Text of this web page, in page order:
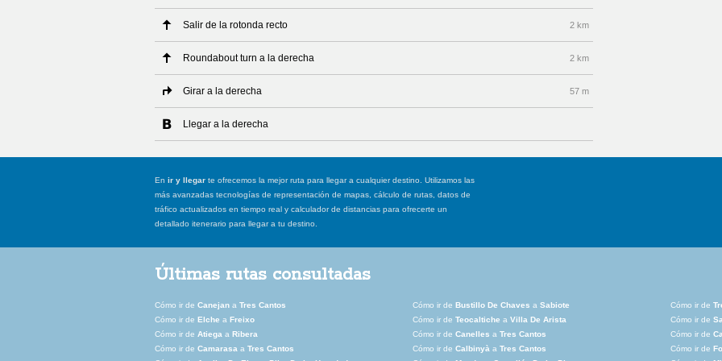
Salir de la rotonda recto 2 km
Roundabout turn a la derecha 2 km
Girar a la derecha 57 m
Llegar a la derecha
En ir y llegar te ofrecemos la mejor ruta para llegar a cualquier destino. Utilizamos las
más avanzadas tecnologías de representación de mapas, cálculo de rutas, datos de
tráfico actualizados en tiempo real y calculador de distancias para ofrecerte un
detallado itenerario para llegar a tu destino.
Últimas rutas consultadas
Cómo ir de Canejan a Tres Cantos Cómo ir de Bustillo De Chaves a Sabiote Cómo ir de
Cómo ir de Elche a Freixo Cómo ir de Teocaltiche a Villa De Arista Cómo ir de
Cómo ir de Atiega a Ribera Cómo ir de Canelles a Tres Cantos Cómo ir de
Cómo ir de Camarasa a Tres Cantos Cómo ir de Calbinyà a Tres Cantos Cómo ir de